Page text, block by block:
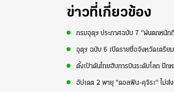
ข่าวที่เกี่ยวข้อง
กรมอุตุฯ ประกาศฉบับ 7 "ฝนตกหนัก
อุตุฯ ฉบับ 6 เปิดรายชื่อจังหวัดเตรี
ตั้งเป้าดันไทยฮับการบินระดับโลก ปัก
อัปเดต 2 พายุ "ดอลฟิน-คุจิระ" ไม่ส่